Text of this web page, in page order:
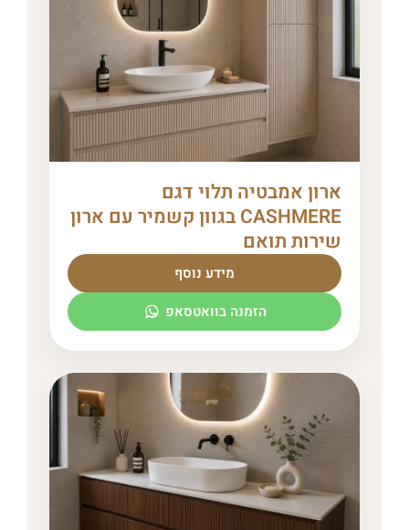
ארון אמבטיה תלוי דגם
CASHMERE בגוון קשמיר עם ארון
שירות תואם
מידע נוסף
הזמנה בוואטסאפ